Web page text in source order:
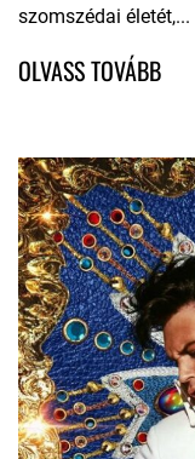
szomszédai életét,...